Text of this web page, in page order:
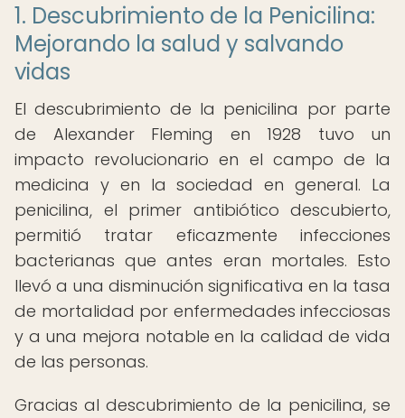
1. Descubrimiento de la Penicilina:
Mejorando la salud y salvando
vidas
El descubrimiento de la penicilina por parte
de Alexander Fleming en 1928 tuvo un
impacto revolucionario en el campo de la
medicina y en la sociedad en general. La
penicilina, el primer antibiótico descubierto,
permitió tratar eficazmente infecciones
bacterianas que antes eran mortales. Esto
llevó a una disminución significativa en la tasa
de mortalidad por enfermedades infecciosas
y a una mejora notable en la calidad de vida
de las personas.
Gracias al descubrimiento de la penicilina, se